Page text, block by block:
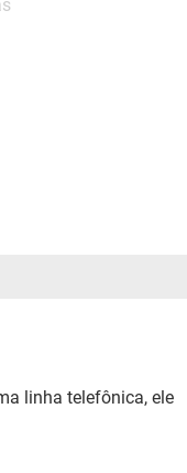
linha telefônica, ele